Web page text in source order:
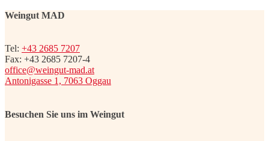
Weingut MAD
Tel: +43 2685 7207
Fax: +43 2685 7207-4
office@weingut-mad.at
Antonigasse 1, 7063 Oggau
Besuchen Sie uns im Weingut